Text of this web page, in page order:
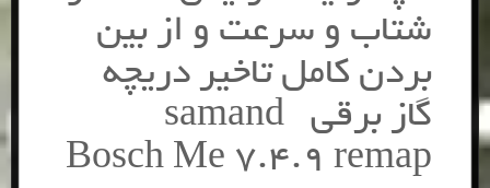
شتاب و سرعت و از بین
بردن کامل تاخیر دریچه
گاز برقی samand
Bosch Me 7.4.9 remap